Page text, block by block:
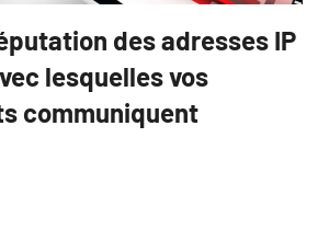
des adresses IP
lesquelles vos
communiquent